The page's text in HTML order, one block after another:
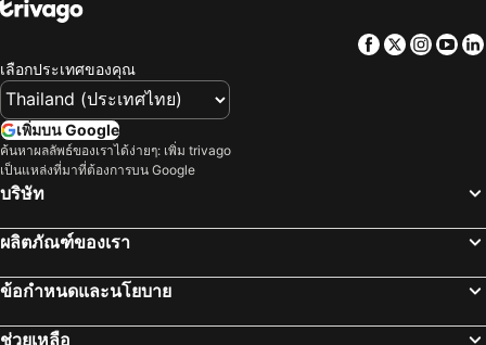
Facebook
Twitter
เลือกประเทศของคุณ
เพิ่มบน Google
ค้นหาผลลัพธ์ของเราได้ง่ายๆ: เพิ่ม trivago
เป็นแหล่งที่มาที่ต้องการบน Google
บริษัท
ผลิตภัณฑ์ของเรา
ข้อกำหนดและนโยบาย
ช่วยเหลือ